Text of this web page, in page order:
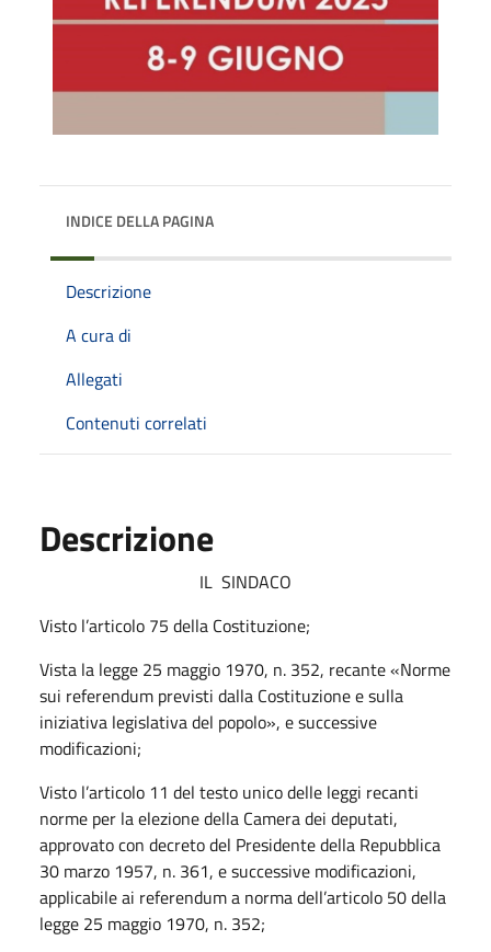
INDICE DELLA PAGINA
Descrizione
A cura di
Allegati
Contenuti correlati
Descrizione
IL SINDACO
Visto l’articolo 75 della Costituzione;
Vista la legge 25 maggio 1970, n. 352, recante «Norme
sui referendum previsti dalla Costituzione e sulla
iniziativa legislativa del popolo», e successive
modificazioni;
Visto l’articolo 11 del testo unico delle leggi recanti
norme per la elezione della Camera dei deputati,
approvato con decreto del Presidente della Repubblica
30 marzo 1957, n. 361, e successive modificazioni,
applicabile ai referenduma norma dell’articolo 50 della
legge 25 maggio 1970, n. 352;